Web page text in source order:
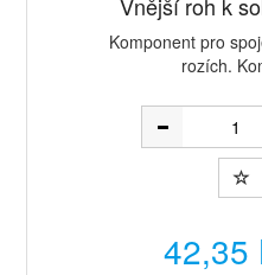
Komponent pro
rozích.